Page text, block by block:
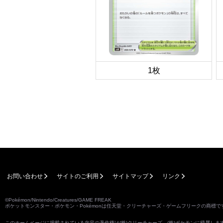
1枚
お問い合わせ サイトのご利用 サイトマップ リンク
©Pokémon/Nintendo/Creatures/GAME FREAK
ポケットモンスター・ポケモン・Pokémonは任天堂・クリーチャーズ・ゲームフリークの商標で